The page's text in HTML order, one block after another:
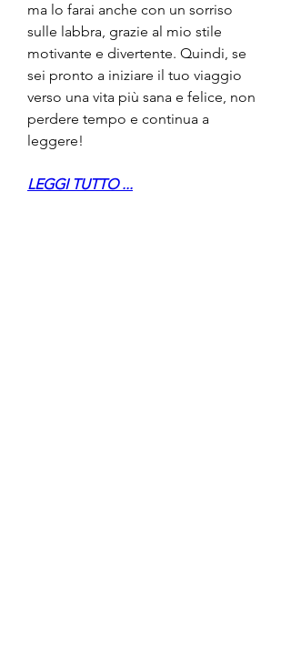
ma lo farai anche con un sorriso
sulle labbra, grazie al mio stile
motivante e divertente. Quindi, se
sei pronto a iniziare il tuo viaggio
verso una vita più sana e felice, non
perdere tempo e continua a
leggere!
LEGGI TUTTO ...